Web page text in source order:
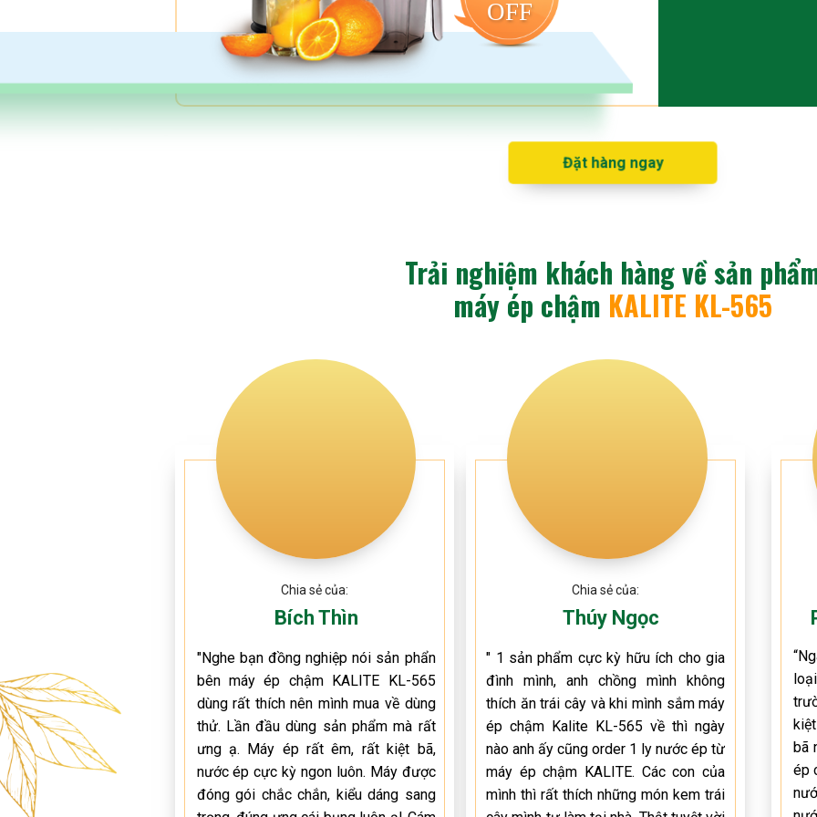
Đặt hàng ngay
OFF
Trải nghiệm khách hàng về sản
máy ép chậm KALITE KL-565
Chia sẻ của:
Thúy Ngọc
" 1 sản phẩm cực kỳ hữu ích cho gia
đình mình, anh chồng mình không
thích ăn trái cây và khi mình sắm máy
ép chậm Kalite KL-565 về thì ngày
nào anh ấy cũng order 1 ly nước ép từ
máy ép chậm KALITE. Các con của
mình thì rất thích những món kem trái
Chia sẻ của:
Bích Thìn
"Nghe bạn đồng nghiệp nói sản phẩn
bên máy ép chậm KALITE KL-565
dùng rất thích nên mình mua về dùng
thử. Lần đầu dùng sản phẩm mà rất
ưng ạ. Máy ép rất êm, rất kiệt bã,
nước ép cực kỳ ngon luôn. Máy được
đóng gói chắc chắn, kiểu dáng sang
bã
ép